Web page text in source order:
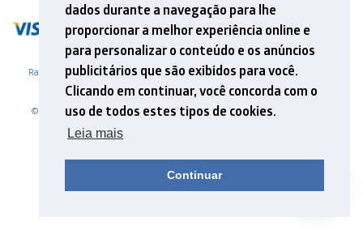
dados durante a navegação para lhe
proporcionar a melhor experiência online e
para personalizar o conteúdo e os anúncios
publicitários que são exibidos para você.
Clicando em continuar, você concorda com o
uso de todos estes tipos de cookies.
Leia mais
Continuar
Razão Social - MATHEMA ASSESSORIA E ACOMPANHAMENTO ESCOLAR LTDA
CNPJ 01.870.805/0001-59
© 2026. Mathema - Formação e Pesquisa. .Site desenvolvido por Adapta,
[Política de privacidade